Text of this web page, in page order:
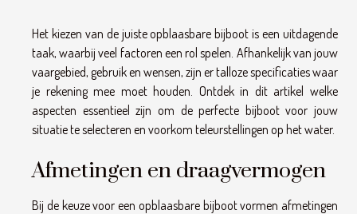
Het kiezen van de juiste opblaasbare bijboot is een uitdagende
taak, waarbij veel factoren een rol spelen. Afhankelijk van jouw
vaargebied, gebruik en wensen, zijn er talloze specificaties waar
je rekening mee moet houden. Ontdek in dit artikel welke
aspecten essentieel zijn om de perfecte bijboot voor jouw
situatie te selecteren en voorkom teleurstellingen op het water.
Afmetingen en draagvermogen
Bij de keuze voor een opblaasbare bijboot vormen afmetingen